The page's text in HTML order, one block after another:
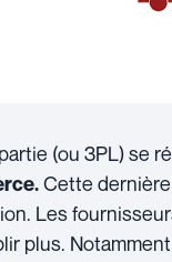
(ou 3PL) se
Cette
Les
plus.